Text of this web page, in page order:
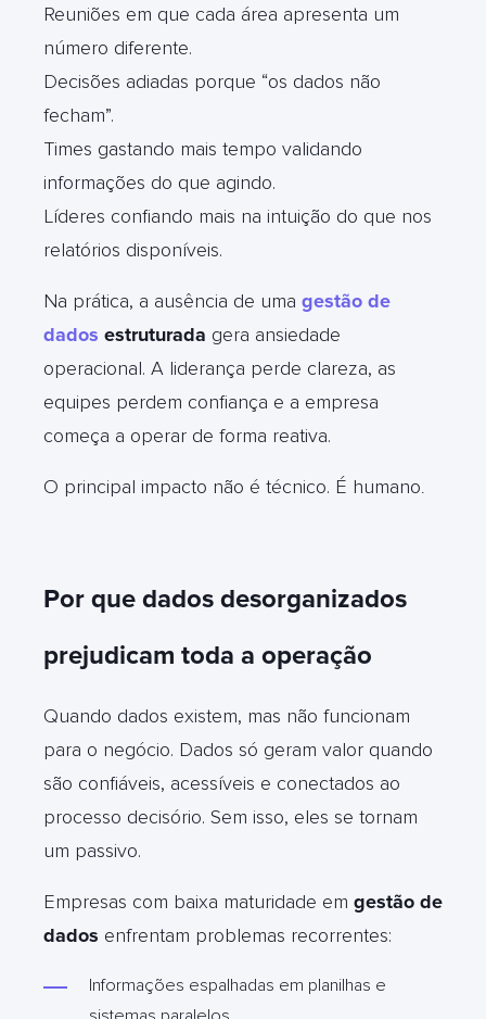
Reuniões em que cada área apresenta um
número diferente.
Decisões adiadas porque “os dados não
fecham”.
Times gastando mais tempo validando
informações do que agindo.
Líderes confiando mais na intuição do que nos
relatórios disponíveis.
Na prática, a ausência de uma gestão de
dados estruturada gera ansiedade
operacional. A liderança perde clareza, as
equipes perdem confiança e a empresa
começa a operar de forma reativa.
O principal impacto não é técnico. É humano.
Por que dados desorganizados
prejudicam toda a operação
Quando dados existem, mas não funcionam
para o negócio. Dados só geram valor quando
são confiáveis, acessíveis e conectados ao
processo decisório. Sem isso, eles se tornam
um passivo.
Empresas com baixa maturidade em gestão de
dados enfrentam problemas recorrentes:
Informações espalhadas em planilhas e